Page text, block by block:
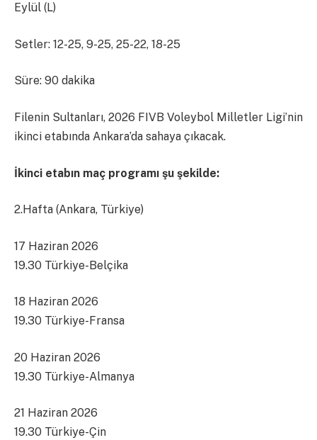
Eylül (L)
Setler: 12-25, 9-25, 25-22, 18-25
Süre: 90 dakika
Filenin Sultanları, 2026 FIVB Voleybol Milletler Ligi’nin
ikinci etabında Ankara’da sahaya çıkacak.
İkinci etabın maç programı şu şekilde:
2.Hafta (Ankara, Türkiye)
17 Haziran 2026
19.30 Türkiye-Belçika
18 Haziran 2026
19.30 Türkiye-Fransa
20 Haziran 2026
19.30 Türkiye-Almanya
21 Haziran 2026
19.30 Türkiye-Çin